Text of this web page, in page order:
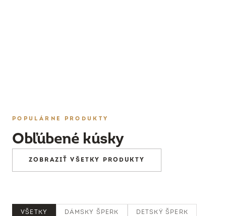
POPULÁRNE PRODUKTY
Obľúbené kúsky
ZOBRAZIŤ VŠETKY PRODUKTY
VŠETKY DÁMSKY ŠPERK DETSKÝ ŠPERK